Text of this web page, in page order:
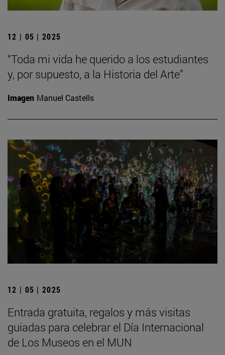
12 | 05 | 2025
“Toda mi vida he querido a los estudiantes
y, por supuesto, a la Historia del Arte”
Imagen Manuel Castells
12 | 05 | 2025
Entrada gratuita, regalos y más visitas
guiadas para celebrar el Día Internacional
de Los Museos en el MUN